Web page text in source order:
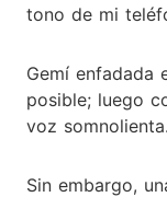
tono de mi
Gemí enfadada
posible; luego
voz somnolienta.
Sin embargo,